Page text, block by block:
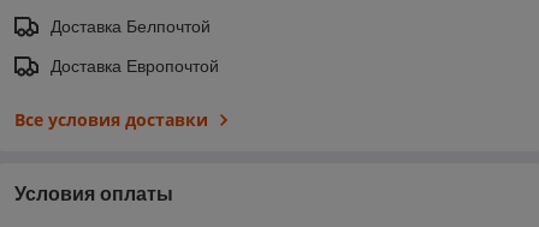
Доставка Белпочтой
Доставка Европочтой
Все условия доставки
Условия оплаты